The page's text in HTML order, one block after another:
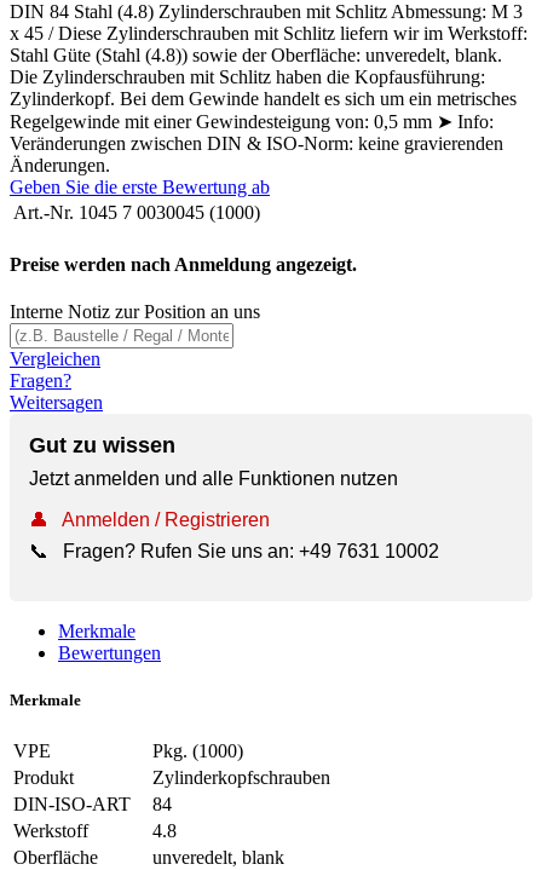
DIN 84 Stahl (4.8) Zylinderschrauben mit Schlitz Abmessung: M 3
x 45 / Diese Zylinderschrauben mit Schlitz liefern wir im Werkstoff:
Stahl Güte (Stahl (4.8)) sowie der Oberfläche: unveredelt, blank.
Die Zylinderschrauben mit Schlitz haben die Kopfausführung:
Zylinderkopf. Bei dem Gewinde handelt es sich um ein metrisches
Regelgewinde mit einer Gewindesteigung von: 0,5 mm ➤ Info:
Veränderungen zwischen DIN & ISO-Norm: keine gravierenden
Änderungen.
Geben Sie die erste Bewertung ab
Art.-Nr. 1045 7 0030045 (1000)
Preise werden nach Anmeldung angezeigt.
Interne Notiz zur Position an uns
Vergleichen
Fragen?
Weitersagen
Gut zu wissen
Jetzt anmelden und alle Funktionen nutzen
👤
Anmelden / Registrieren
📞
Fragen? Rufen Sie uns an: +49 7631 10002
Merkmale
Bewertungen
Merkmale
VPE
Pkg. (1000)
Produkt
Zylinderkopfschrauben
DIN-ISO-ART
84
Werkstoff
4.8
Oberfläche
unveredelt, blank